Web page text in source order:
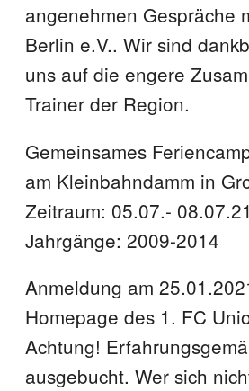
angenehmen Gespräche
Berlin e.V.. Wir sind
uns auf die engere
Trainer der Region.
Gemeinsames
am Kleinbahndamm in
Zeitraum: 05.07.- 08.07.21
Jahrgänge: ‪2009-2014‬
Anmeldung am
Homepage des 1. FC
Achtung!
ausgebucht. Wer sich